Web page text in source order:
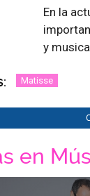
En la
y
Matisse
en